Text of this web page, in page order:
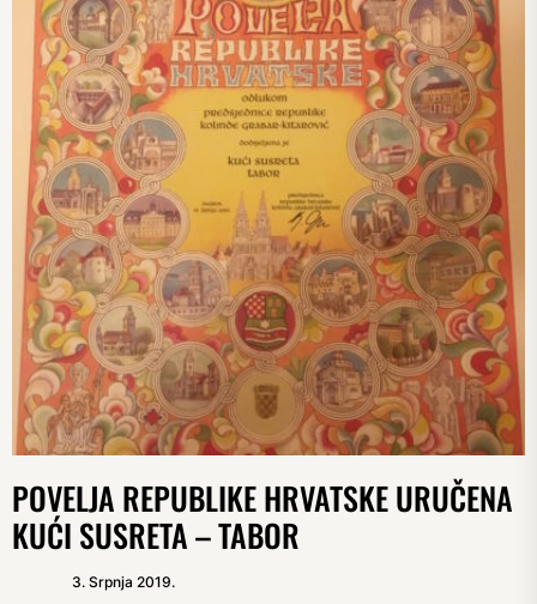
POVELJA REPUBLIKE HRVATSKE URUČENA
KUĆI SUSRETA – TABOR
3. Srpnja 2019.